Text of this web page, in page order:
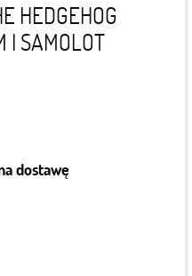
HEDGEHOG
I SAMOLOT
dostawę